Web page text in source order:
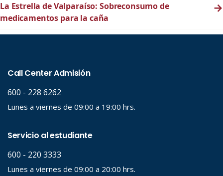
La Estrella de Valparaíso: Sobreconsumo de
medicamentos para la caña
→